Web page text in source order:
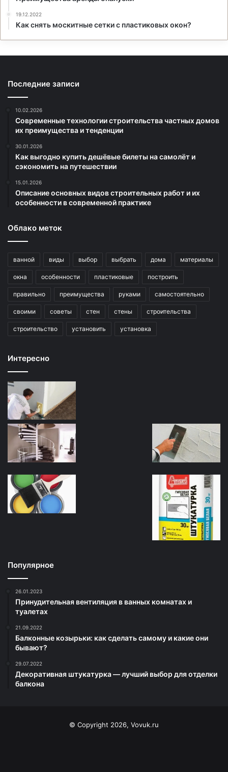
19.12.2022
Как снять москитные сетки с пластиковых окон?
Последние записи
10.02.2026
Современные технологии строительства частных домов
их преимущества и тенденции
30.01.2026
Как выгодно купить дешёвые билеты на самолёт и
сэкономить на путешествии
15.01.2026
Описание основных видов строительных работ и их
особенности в современной практике
Облако меток
ванной виды выбор выбрать дома материалы
окна особенности пластиковые построить
правильно преимущества руками самостоятельно
своими советы стен стены строительства
строительство установить установка
Интересно
Популярное
26.01.2023
Принудительная вентиляция в ванных комнатах и
туалетах
21.09.2022
Балконные козырьки: как сделать самому и какие они
бывают?
29.07.2022
Декоративная штукатурка — лучший выбор для отделки
балкона
© Copyright 2026, Vovuk.ru